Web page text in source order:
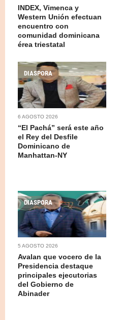
INDEX, Vimenca y
Western Unión efectuan
encuentro con
comunidad dominicana
érea triestatal
DIASPORA
6 AGOSTO 2026
“El Pachá” será este año
el Rey del Desfile
Dominicano de
Manhattan-NY
DIASPORA
5 AGOSTO 2026
Avalan que vocero de la
Presidencia destaque
principales ejecutorias
del Gobierno de
Abinader